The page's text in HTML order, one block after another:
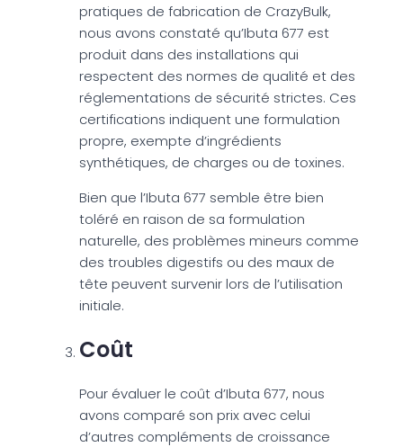
pratiques de fabrication de CrazyBulk,
nous avons constaté qu’Ibuta 677 est
produit dans des installations qui
respectent des normes de qualité et des
réglementations de sécurité strictes. Ces
certifications indiquent une formulation
propre, exempte d’ingrédients
synthétiques, de charges ou de toxines.
Bien que l’Ibuta 677 semble être bien
toléré en raison de sa formulation
naturelle, des problèmes mineurs comme
des troubles digestifs ou des maux de
tête peuvent survenir lors de l’utilisation
initiale.
Coût
Pour évaluer le coût d’Ibuta 677, nous
avons comparé son prix avec celui
d’autres compléments de croissance